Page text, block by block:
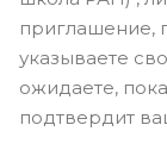
приглашение,
указываете
ожидаете,
подтвердит